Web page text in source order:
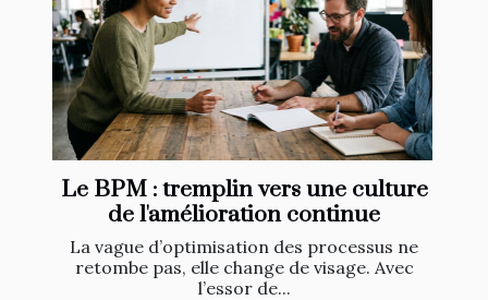
Le BPM : tremplin vers une culture
de l'amélioration continue
La vague d’optimisation des processus ne
retombe pas, elle change de visage. Avec
l’essor de...